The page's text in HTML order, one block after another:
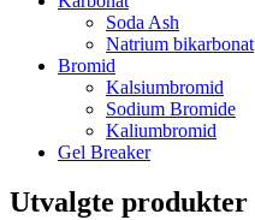
Soda Ash
Natrium bikarbonat
Bromid
Kalsiumbromid
Sodium Bromide
Kaliumbromid
Gel Breaker
Utvalgte produkter